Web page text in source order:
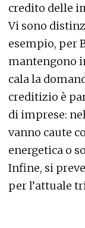
credito delle
Vi sono
esempio, per
mantengono
cala la
creditizio è
di imprese:
vanno caute
energetica o
Infine, si
per l’attuale